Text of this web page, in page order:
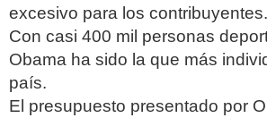
excesivo para los contribuyentes.
Con casi 400 mil personas
Obama ha sido la que más
país.
El presupuesto presentado por